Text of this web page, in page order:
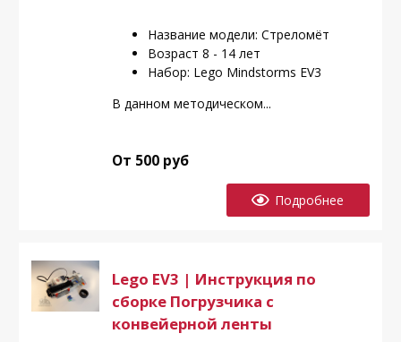
Название модели: Стреломёт
Возраст 8 - 14 лет
Набор: Lego Mindstorms EV3
В данном методическом...
От 500 руб
Подробнее
Lego EV3 | Инструкция по
сборке Погрузчика с
конвейерной ленты